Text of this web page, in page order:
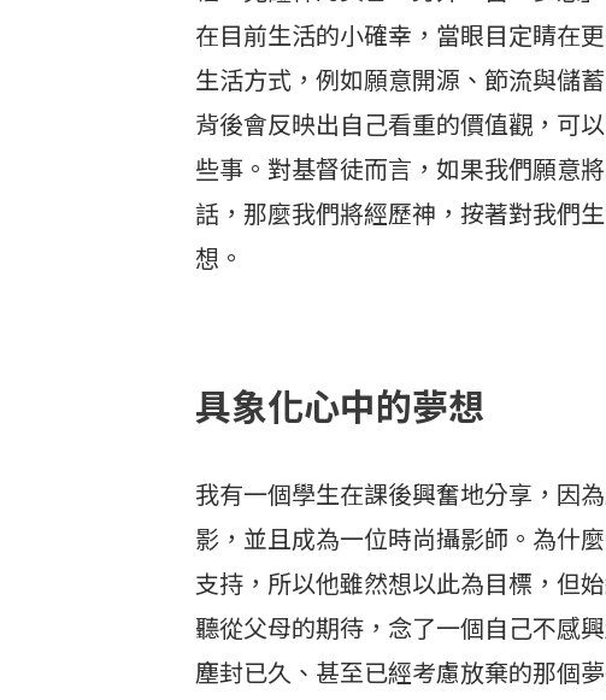
在目前生活的小確幸，當眼目定睛在
生活方式，例如願意開源、節流與儲
背後會反映出自己看重的價值觀，可
些事。對基督徒而言，如果我們願意
話，那麼我們將經歷神，按著對我們
想。
具象化心中的夢想
我有一個學生在課後興奮地分享，因
影，並且成為一位時尚攝影師。為什
支持，所以他雖然想以此為目標，但
聽從父母的期待，念了一個自己不感
塵封已久、甚至已經考慮放棄的那個